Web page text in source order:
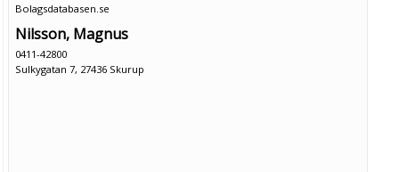
Bolagsdatabasen.se
Nilsson, Magnus
0411-42800
Sulkygatan 7, 27436 Skurup